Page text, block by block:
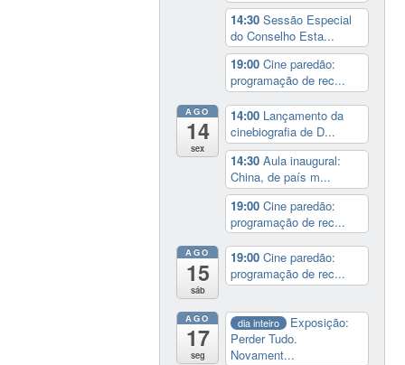
14:30Sessão Especial
do Conselho Esta...
19:00Cine paredão:
programação de rec...
AGO
14
sex
14:00 Lançamento da
cinebiografia de D...
14:30Aula inaugural:
China, de país m...
19:00Cine paredão:
programação de rec...
AGO
15
sáb
19:00Cine paredão:
programação de rec...
AGO
17
seg
dia inteiro
Exposição:
Perder Tudo.
Novament...